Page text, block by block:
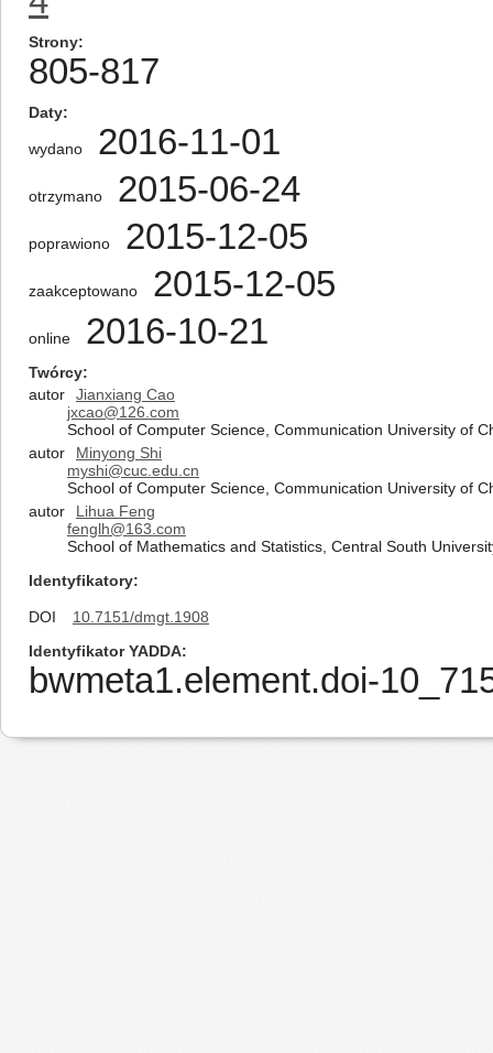
Strony
805-817
Daty
wydano 2016-11-01
otrzymano 2015-06-24
poprawiono 2015-12-05
zaakceptowano 2015-12-05
online 2016-10-21
Twórcy
autor
Jianxiang Cao
jxcao@126.com
School of Computer Science, Communication University of
autor
Minyong Shi
myshi@cuc.edu.cn
School of Computer Science, Communication University of
autor
Lihua Feng
fenglh@163.com
School of Mathematics and Statistics, Central South
Identyfikatory
DOI
10.7151/dmgt.1908
Identyfikator YADDA
bwmeta1.element.doi-